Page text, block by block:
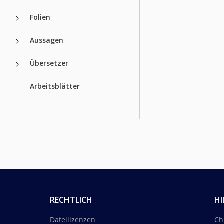
Folien
Aussagen
Übersetzer
Arbeitsblätter
RECHTLICH
Dateilizenzen